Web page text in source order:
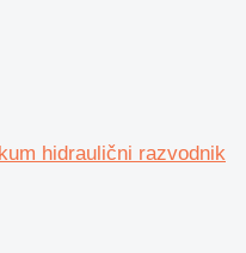
hidraulični razvodnik